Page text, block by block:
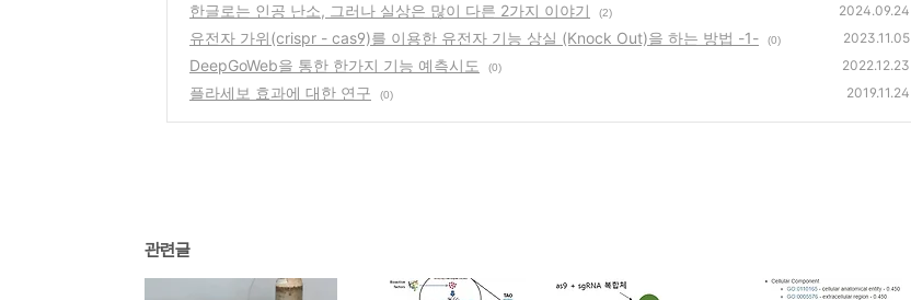
한글로는 인공 난소, 그러나 실상은 많이 다른 2가지 이야기 (2) 2024.09.24
유전자 가위(crispr - cas9)를 이용한 유전자 기능 상실 (Knock Out)을 하는 방법 -1- (0) 2023.11.05
DeepGoWeb을 통한 한가지 기능 예측시도 (0) 2022.12.23
플라세보 효과에 대한 연구 (0) 2019.11.24
관련글